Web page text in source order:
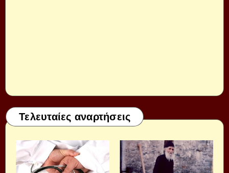
Τελευταίες αναρτήσεις